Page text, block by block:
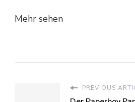
Mehr sehen
PREVIOUS